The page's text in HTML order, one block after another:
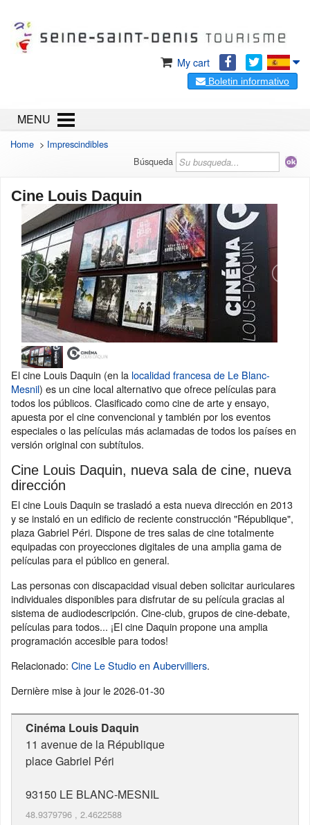
My cart
Boletin informativo
MENU
Home > Imprescindibles
Búsqueda
Cine Louis Daquin
El cine Louis Daquin (en la localidad francesa de Le Blanc-
Mesnil) es un cine local alternativo que ofrece películas para
todos los públicos. Clasificado como cine de arte y ensayo,
apuesta por el cine convencional y también por los eventos
especiales o las películas más aclamadas de todos los países en
versión original con subtítulos.
Cine Louis Daquin, nueva sala de cine, nueva
dirección
El cine Louis Daquin se trasladó a esta nueva dirección en 2013
y se instaló en un edificio de reciente construcción "République",
plaza Gabriel Péri. Dispone de tres salas de cine totalmente
equipadas con proyecciones digitales de una amplia gama de
películas para el público en general.
Las personas con discapacidad visual deben solicitar auriculares
individuales disponibles para disfrutar de su película gracias al
sistema de audiodescripción. Cine-club, grupos de cine-debate,
películas para todos... ¡El cine Daquin propone una amplia
programación accesible para todos!
Relacionado: Cine Le Studio en Aubervilliers.
Dernière mise à jour le2026-01-30
Cinéma Louis Daquin
11 avenue de la République
place Gabriel Péri
93150 LE BLANC-MESNIL
48.9379796 , 2.4622588